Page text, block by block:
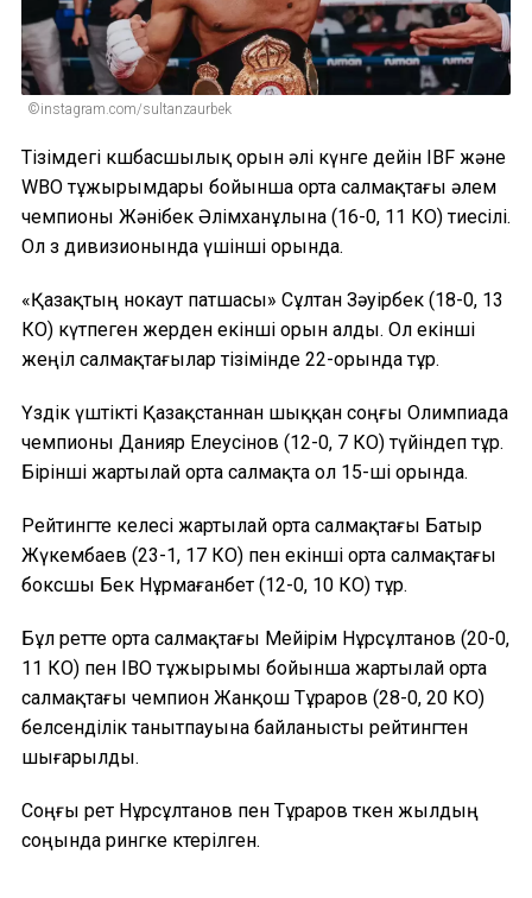
©instagram.com/sultanzaurbek
Тізімдегі көшбасшылық орын әлі күнге дейін IBF және
WBO тұжырымдары бойынша орта салмақтағы әлем
чемпионы Жәнібек Әлімханұлына (16-0, 11 КО) тиесілі.
Ол өз дивизионында үшінші орында.
«Қазақтың нокаут патшасы» Сұлтан Зәуірбек (18-0, 13
КО) күтпеген жерден екінші орын алды. Ол екінші
жеңіл салмақтағылар тізімінде 22-орында тұр.
Үздік үштікті Қазақстаннан шыққан соңғы Олимпиада
чемпионы Данияр Елеусінов (12-0, 7 КО) түйіндеп тұр.
Бірінші жартылай орта салмақта ол 15-ші орында.
Рейтингте келесі жартылай орта салмақтағы Батыр
Жүкембаев (23-1, 17 КО) пен екінші орта салмақтағы
боксшы Бек Нұрмағанбет (12-0, 10 КО) тұр.
Бұл ретте орта салмақтағы Мейірім Нұрсұлтанов (20-0,
11 КО) пен IBO тұжырымы бойынша жартылай орта
салмақтағы чемпион Жанқош Тұраров (28-0, 20 КО)
белсенділік танытпауына байланысты рейтингтен
шығарылды.
Соңғы рет Нұрсұлтанов пен Тұраров өткен жылдың
соңында рингке көтерілген.